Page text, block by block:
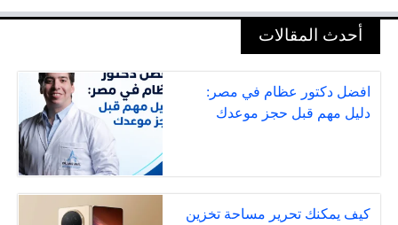
أحدث المقالات
افضل دكتور عظام في مصر:
دليل مهم قبل حجز موعدك
كيف يمكنك تحرير مساحة تخزين